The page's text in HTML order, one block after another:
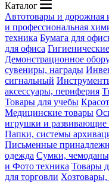
Каталог
Автотовары и дорожная
и профессиональная
техника Бумага для
для офиса
Демонстрационное
сувениры, награды
сигнальный
аксессуары, периферия
Товары для учебы
Медицинские товары
игрушки и развивающие
Папки, системы
Письменные
одежда Сумки,
и Фото техника Товары
для торговли Хозтовары,